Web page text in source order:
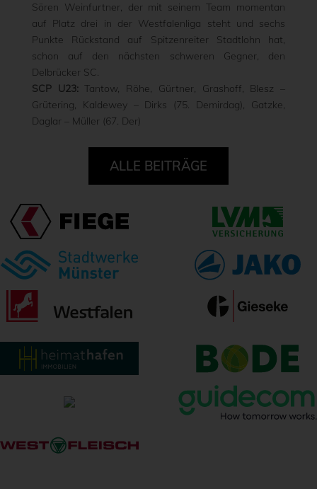
Sören Weinfurtner, der mit seinem Team momentan
auf Platz drei in der Westfalenliga steht und sechs
Punkte Rückstand auf Spitzenreiter Stadtlohn hat,
schon auf den nächsten schweren Gegner, den
Delbrücker SC.
SCP U23:Tantow, Röhe, Gürtner, Grashoff, Blesz –
Grütering, Kaldewey – Dirks (75. Demirdag), Gatzke,
Daglar – Müller (67. Der)
ALLE BEITRÄGE